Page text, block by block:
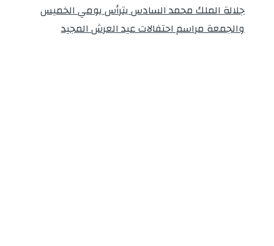
جلالة الملك محمد السادس يترأس يومي الخميس
والجمعة مراسم احتفالات عيد العرش المجيد